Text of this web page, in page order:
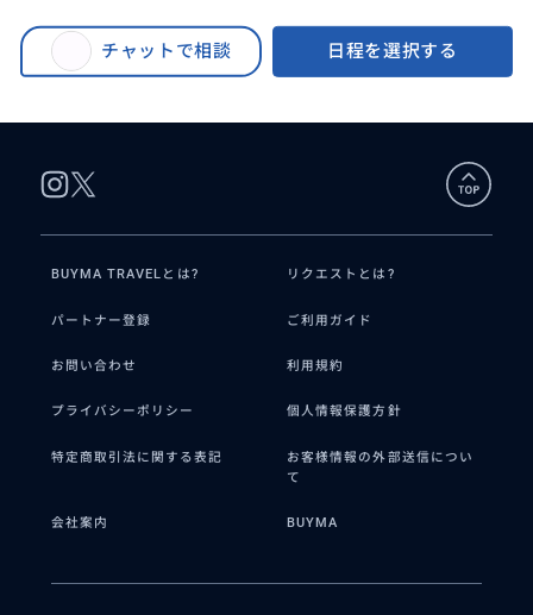
チャットで相談 日程を選択する
BUYMA TRAVEL > ラスベガスオプショナルツアー>
【14時間／日本語／一組での料金】ラスベガス発着貸切りチャーター＊安心
の運転手２名体制 ＊アンテロープキャニオン・セドナ・グランドキャニオ
ン・ホースシューベントなどご希望個所を時間の限りご案内します
BUYMA TRAVELとは? リクエストとは?
パートナー登録 ご利用ガイド
お問い合わせ 利用規約
プライバシーポリシー 個人情報保護方針
特定商取引法に関する表記
お客様情報の外部送信につい
て
会社案内 BUYMA